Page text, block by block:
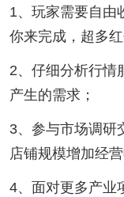
1、玩家需要自由
你来完成，超多
2、仔细分析行情
产生的需求；
3、参与市场调研
店铺规模增加经营
4、面对更多产业